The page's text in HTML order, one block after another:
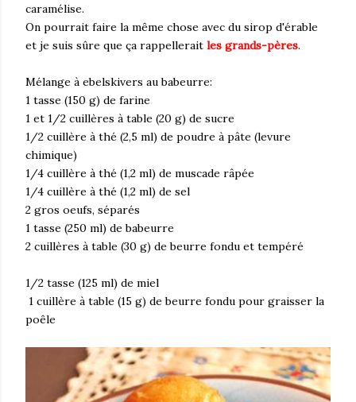
caramélise.
On pourrait faire la même chose avec du sirop d'érable
et je suis sûre que ça rappellerait les grands-pères.
Mélange à ebelskivers au babeurre:
1 tasse (150 g) de farine
1 et 1/2 cuillères à table (20 g) de sucre
1/2 cuillère à thé (2,5 ml) de poudre à pâte (levure
chimique)
1/4 cuillère à thé (1,2 ml) de muscade râpée
1/4 cuillère à thé (1,2 ml) de sel
2 gros oeufs, séparés
1 tasse (250 ml) de babeurre
2 cuillères à table (30 g) de beurre fondu et tempéré
1/2 tasse (125 ml) de miel
1 cuillère à table (15 g) de beurre fondu pour graisser la
poêle